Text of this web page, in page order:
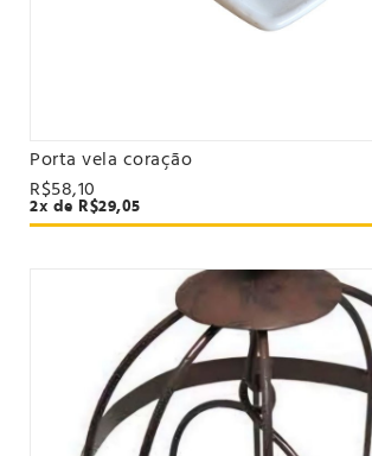
Porta vela coração
R$58,10
2x de R$29,05